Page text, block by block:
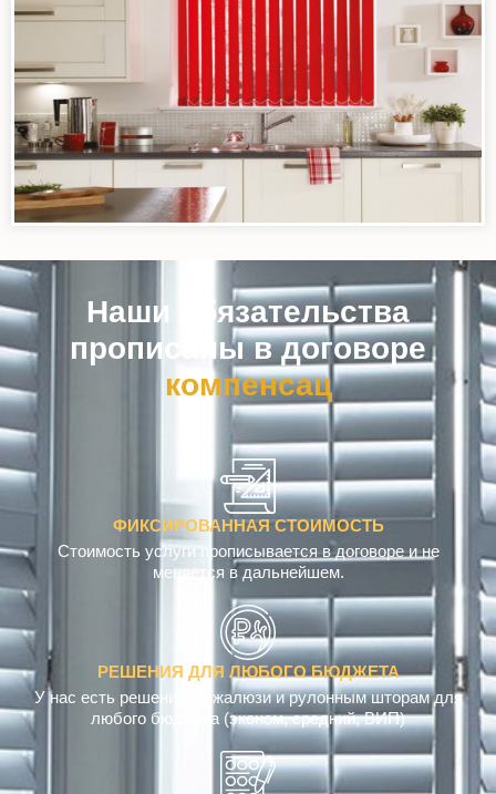
Наши обязательства
прописаны в договоре
омпенсация
ФИКСИРОВАННАЯ СТОИМОСТЬ
Стоимость услуги прописывается в договоре и не
меняется в дальнейшем.
РЕШЕНИЯ ДЛЯ ЛЮБОГО БЮДЖЕТА
У нас есть решения по жалюзи и рулонным шторам для
любого бюджета (эконом, средний, ВИП)